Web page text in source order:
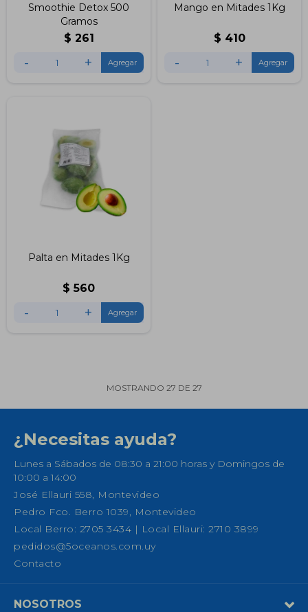
Smoothie Detox 500
Gramos
$ 261
- +
Mango en Mitades 1Kg
$ 410
- +
Palta en Mitades 1Kg
$ 560
- +
MOSTRANDO 27 DE 27
¿Necesitas ayuda?
Lunes a Sábados de 08:30 a 21:00 horas y Domingos de
10:00 a 14:00
José Ellauri 558, Montevideo
Pedro Fco. Berro 1039, Montevideo
Local Berro: 2705 3434 | Local Ellauri: 2710 3899
pedidos@5oceanos.com.uy
Contacto
NOSOTROS